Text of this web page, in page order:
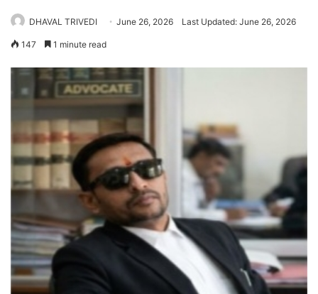
DHAVAL TRIVEDI June 26, 2026 Last Updated: June 26, 2026
147 1 minute read